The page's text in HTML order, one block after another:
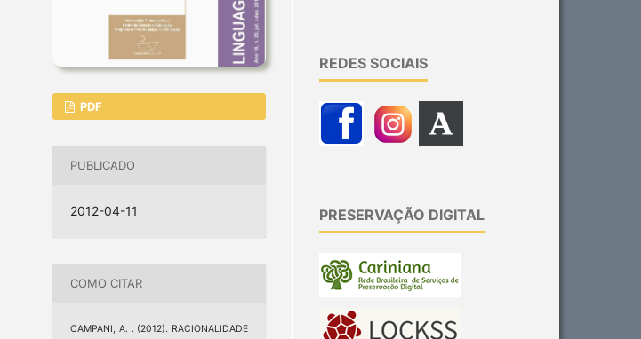
PDF
PUBLICADO
2012-04-11
COMO CITAR
CAMPANI, A. . (2012). RACIONALIDADE
REDES SOCIAIS
PRESERVAÇÃO DIGITAL